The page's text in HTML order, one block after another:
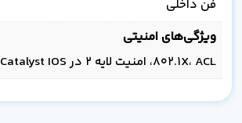
فن داخلی
ویژگی‌های امنیتی
802.1X، ACL، امنیت لایه 2 در Catalyst IOS